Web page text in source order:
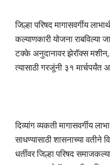
जिल्हा परिषद मागासवर्गीय
कल्याणकारी योजना
टक्के अनुदानावर झेरॉक्स
त्यासाठी गरजूंनी ३१
दिव्यांग व्यकती मागासवर्गीय
साधण्यासाठी शासनाच्या वतीने
धर्तीवर जिल्हा परिषद